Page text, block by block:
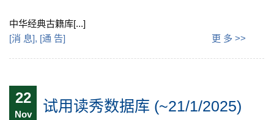
中华经典古籍库[...]
[消 息], [通 告] 更 多 >>
22
Nov 试用读秀数据库 (~21/1/2025)